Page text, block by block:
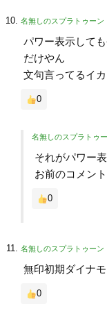
名無しのスプラトゥーン
パワー表示して
だけやん
文句言ってるイ
0
名無しのスプラトゥ
それがパワー
お前のコメン
0
名無しのスプラトゥーン
無印初期ダイナ
0